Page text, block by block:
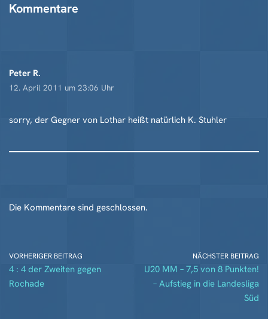
Kommentare
Peter R.
12. April 2011 um 23:06 Uhr
sorry, der Gegner von Lothar heißt natürlich K. Stuhler
Die Kommentare sind geschlossen.
VORHERIGER BEITRAG
4 : 4 der Zweiten gegen
Rochade
NÄCHSTER BEITRAG
U20 MM – 7,5 von 8 Punkten!
– Aufstieg in die Landesliga
Süd